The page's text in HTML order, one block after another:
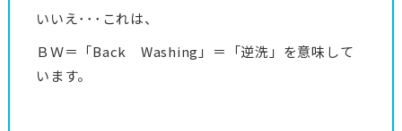
いいえ･･･これは、
ＢＷ＝「Back Washing」＝「逆洗」を意味して
います。